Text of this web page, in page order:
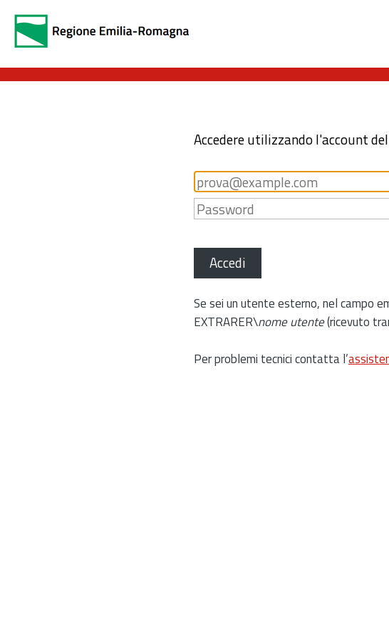
Accedere utilizzando l'account
Accedi
Se sei un utente esterno, nel campo
EXTRARER\nome utente(ricevuto
Per problemi tecnici contatta l’